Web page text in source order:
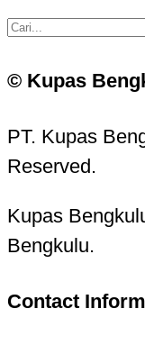
© Kupas
PT. Kupas
Reserved.
Kupas
Bengkulu.
Contact